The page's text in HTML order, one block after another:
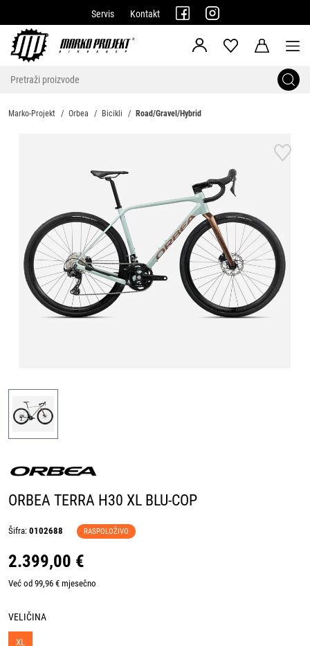
Servis Kontakt
Marko-Projekt Orbea Bicikli Road/Gravel/Hybrid
ORBEA TERRA H30 XL BLU-COP
Šifra: 0102688 RASPOLOŽIVO
2.399,00 €
Već od 99,96 € mjesečno
VELIČINA
XL